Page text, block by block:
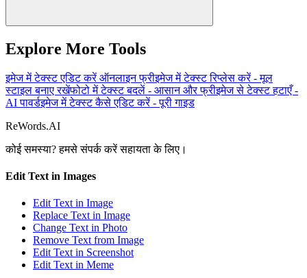
Explore More Tools
इमेज में टेक्स्ट एडिट करें ऑनलाइन फ्रीइमेज में टेक्स्ट रिप्लेस करें - मूल
स्टाइल बनाए रखेंफोटो में टेक्स्ट बदलें - आसान और फ्रीइमेज से टेक्स्ट हटाएँ -
AI पावर्डइमेज में टेक्स्ट कैसे एडिट करें - पूरी गाइड
ReWords.AI
कोई समस्या? हमसे संपर्क करें सहायता के लिए।
Edit Text in Images
Edit Text in Image
Replace Text in Image
Change Text in Photo
Remove Text from Image
Edit Text in Screenshot
Edit Text in Meme